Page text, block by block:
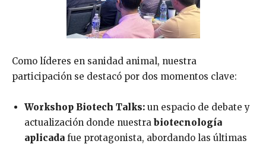
Como líderes en sanidad animal, nuestra
participación se destacó por dos momentos clave:
Workshop Biotech Talks: un espacio de debate y
actualización donde nuestra biotecnología
aplicada fue protagonista, abordando las últimas